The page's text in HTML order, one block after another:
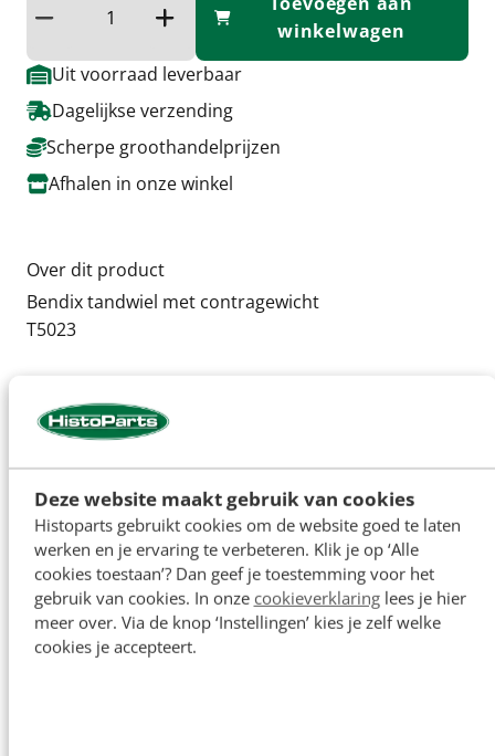
Deze website maakt gebruik van cookies
Histoparts gebruikt cookies om de website goed te laten
werken en je ervaring te verbeteren. Klik je op ‘Alle
cookies toestaan’? Dan geef je toestemming voor het
gebruik van cookies. In onze cookieverklaringlees je hier
meer over. Via de knop ‘Instellingen’ kies je zelf welke
cookies je accepteert.
Verminder hoeveelheidVerhoog de hoeveelheid
winkelwagen
Uit voorraad leverbaar
Dagelijkse verzending
Scherpe groothandelprijzen
Afhalen in onze winkel
Over dit product
Bendix tandwiel met contragewicht
T5023
Specificaties
De namen van originele fabrikanten en
onderdeelnummers worden uitsluitend ter referentie
vermeld en zijn niet bedoeld om aan te geven dat onze
onderdelen zijn gemaakt door de originele fabrikant (tenzij